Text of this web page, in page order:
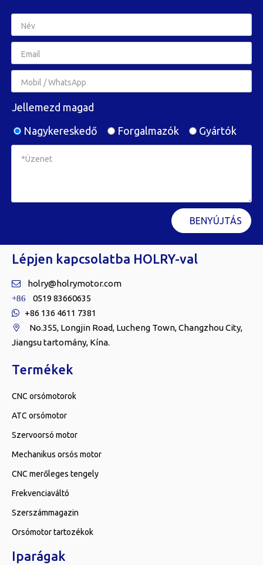
Jellemezd magad
Nagykereskedő
Forgalmazók Gyártók
BENYÚJTÁS
Lépjen kapcsolatba HOLRY-val
 holry@holrymotor.com
+86 0519 83660635
 +86 136 4611 7381

No.355, Longjin Road, Lucheng Town, Changzhou City,
Jiangsu tartomány, Kína.
Termékek
CNC orsómotorok
ATC orsómotor
Szervoorsó motor
Mechanikus orsós motor
CNC merőleges tengely
Frekvenciaváltó
Szerszámmagazin
Orsómotor tartozékok
Iparágak